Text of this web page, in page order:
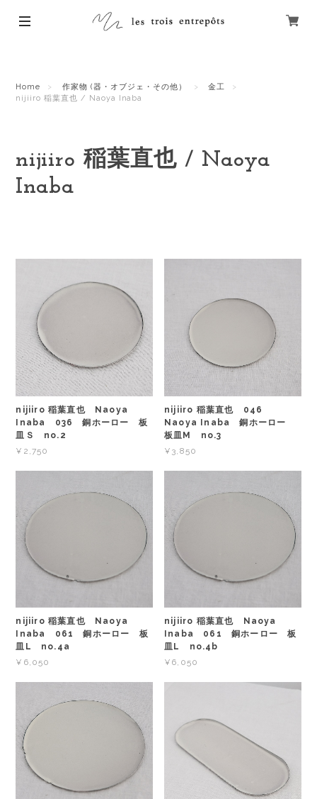
Home 作家物 (器・オブジェ・その他）
金工
nijiiro 稲葉直也 / Naoya Inaba
nijiiro 稲葉直也 / Naoya
Inaba
nijiiro 稲葉直也 Naoya
Inaba 036 銅ホーロー 板
皿Ｓ no.2
¥2,750
nijiiro 稲葉直也 046
Naoya Inaba 銅ホーロー
板皿M no.3
¥3,850
nijiiro 稲葉直也 Naoya
Inaba 061 銅ホーロー 板
皿L no.4a
¥6,050
nijiiro 稲葉直也 Naoya
Inaba 061 銅ホーロー 板
皿L no.4b
¥6,050